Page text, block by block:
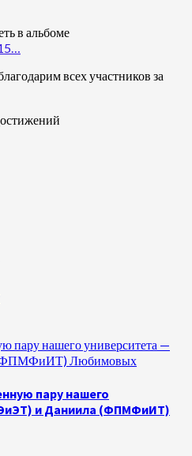
в альбоме
всех участников за
пару нашего университета —
Любимовых
пару нашего
и Даниила (ФПМФиИТ)